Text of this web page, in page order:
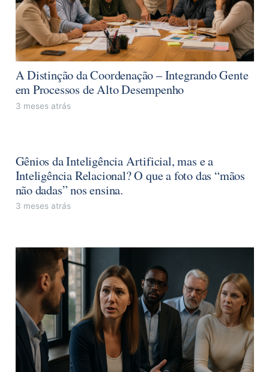
A Distinção da Coordenação – Integrando Gente
em Processos de Alto Desempenho
3 meses atrás
Gênios da Inteligência Artificial, mas e a
Inteligência Relacional? O que a foto das “mãos
não dadas” nos ensina.
3 meses atrás